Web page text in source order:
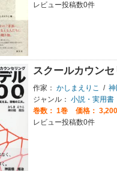
レビュー投稿数0件
スクールカウン
作家： かしまえりこ /
ジャンル： 小説・実用書
巻数： 1巻
価格：
レビュー投稿数0件